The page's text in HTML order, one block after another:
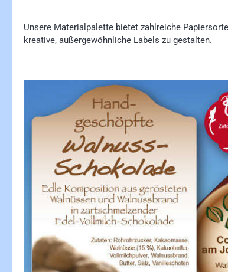
Unsere Materialpalette bietet zahlreiche
kreative, außergewöhnliche Labels zu gestalten.